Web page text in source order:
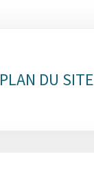
PLAN DU SITE